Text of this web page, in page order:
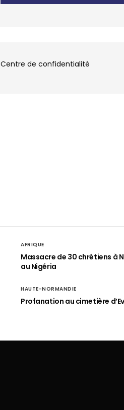
Centre de confidentialité
AFRIQUE
Massacre de 30 chrétiens à
au Nigéria
HAUTE-NORMANDIE
Profanation au cimetière